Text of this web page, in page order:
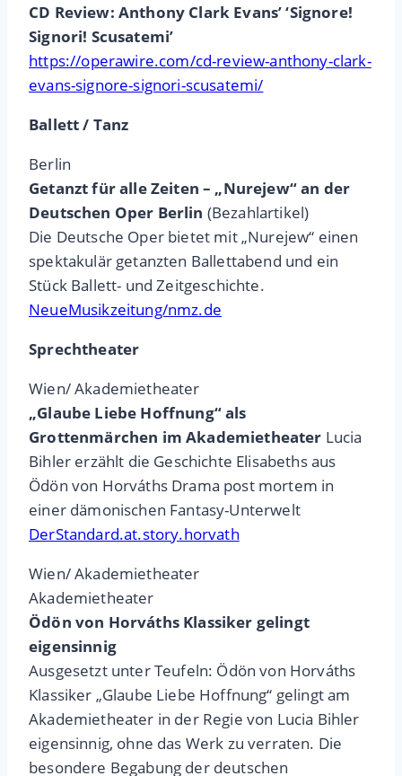
CD Review: Anthony Clark Evans’ ‘Signore!
Signori! Scusatemi’
https://operawire.com/cd-review-anthony-clark-
evans-signore-signori-scusatemi/
Ballett / Tanz
Berlin
Getanzt für alle Zeiten – „Nurejew“ an der
Deutschen Oper Berlin (Bezahlartikel)
Die Deutsche Oper bietet mit „Nurejew“ einen
spektakulär getanzten Ballettabend und ein
Stück Ballett- und Zeitgeschichte.
NeueMusikzeitung/nmz.de
Sprechtheater
Wien/ Akademietheater
„Glaube Liebe Hoffnung“ als
Grottenmärchen im Akademietheater Lucia
Bihler erzählt die Geschichte Elisabeths aus
Ödön von Horváths Drama post mortem in
einer dämonischen Fantasy-Unterwelt
DerStandard.at.story.horvath
Wien/ Akademietheater
Akademietheater
Ödön von Horváths Klassiker gelingt
eigensinnig
Ausgesetzt unter Teufeln: Ödön von Horváths
Klassiker „Glaube Liebe Hoffnung“ gelingt am
Akademietheater in der Regie von Lucia Bihler
eigensinnig, ohne das Werk zu verraten. Die
besondere Begabung der deutschen